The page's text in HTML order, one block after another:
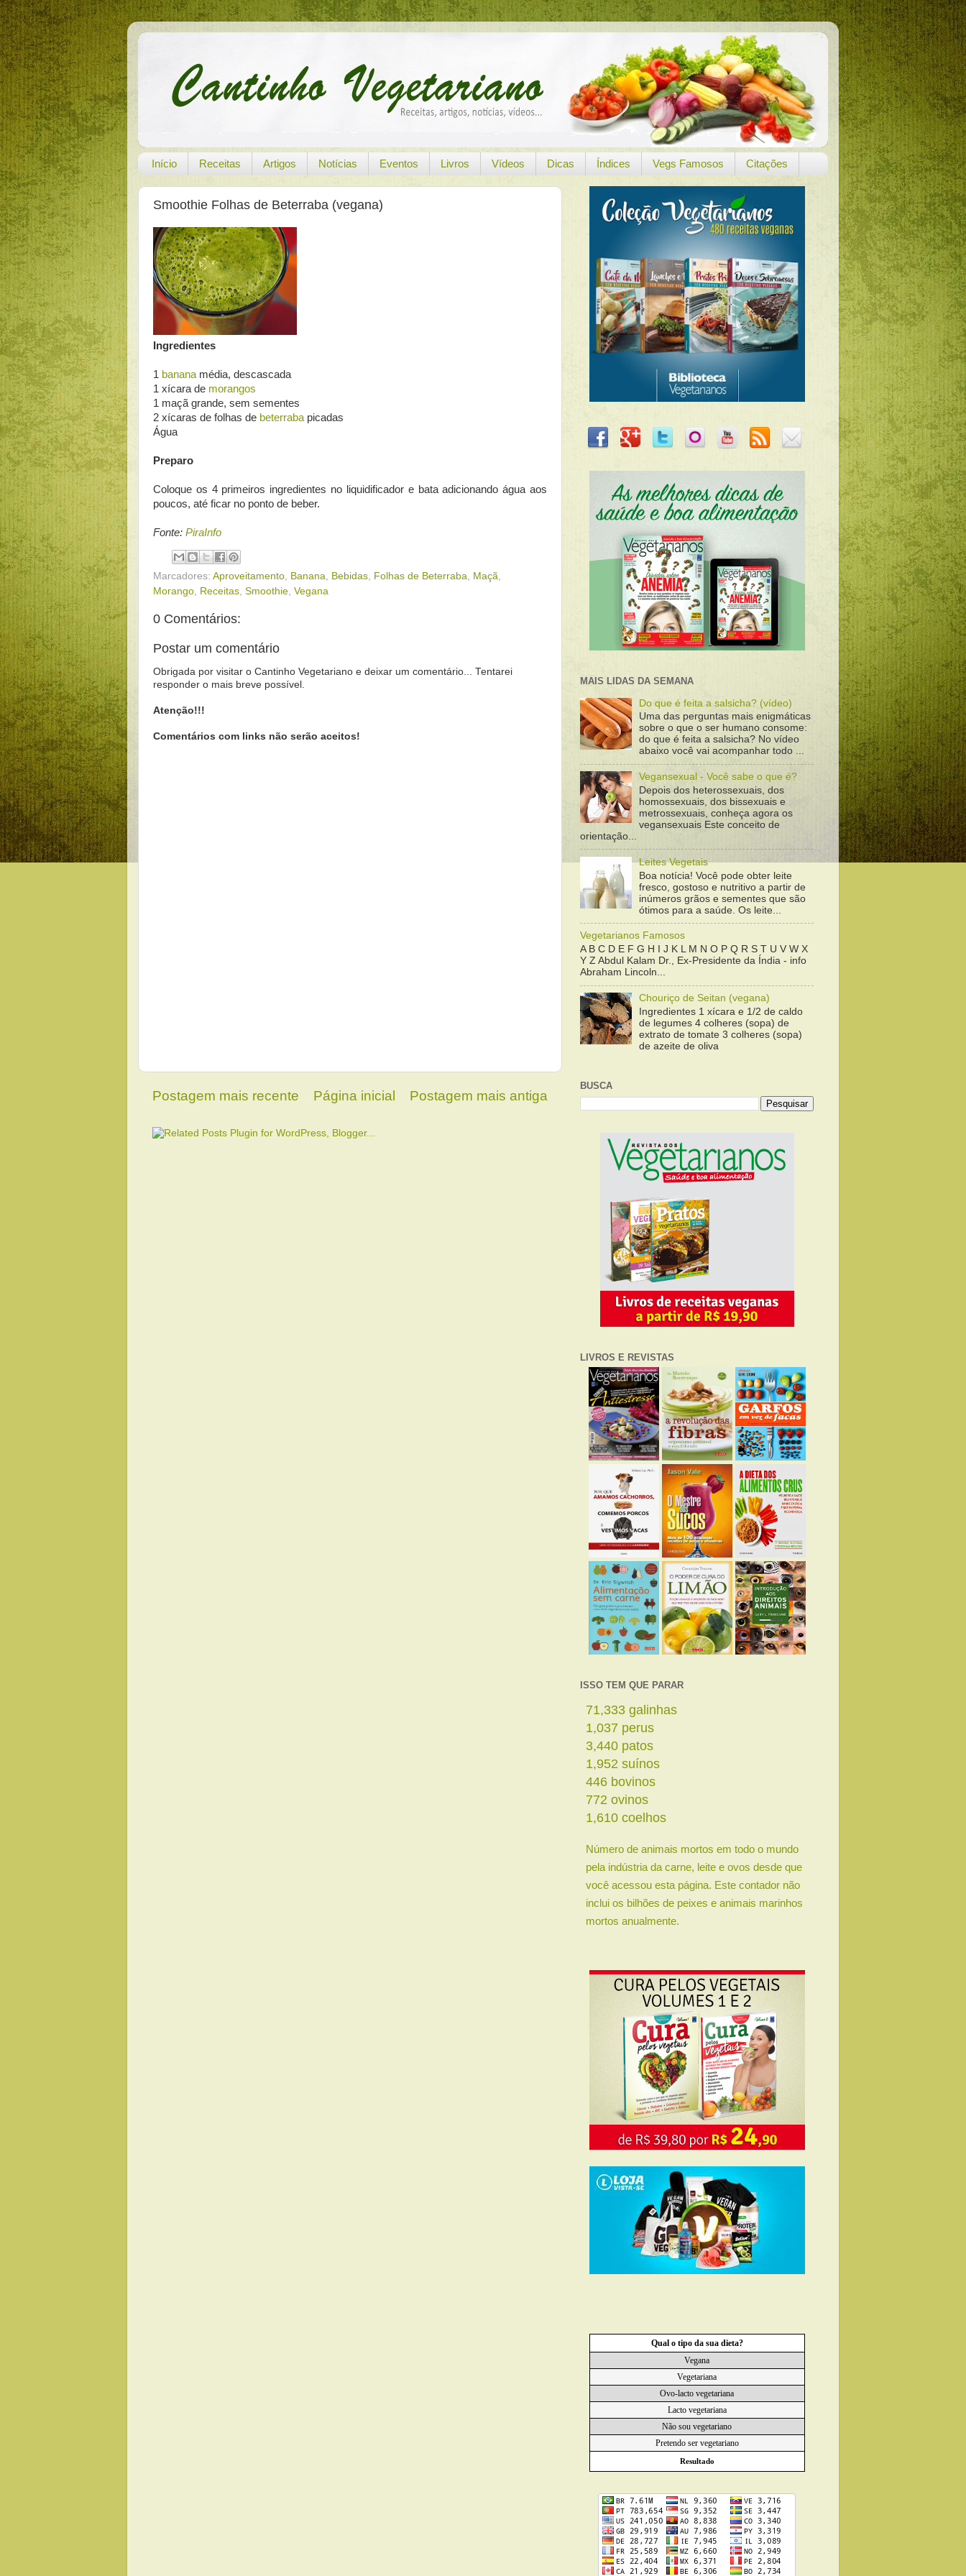
Início Receitas Artigos Notícias Eventos Livros Vídeos Dicas Índices Vegs Famosos Citações
Smoothie Folhas de Beterraba (vegana)
Ingredientes
1 banana média, descascada
1 xícara de morangos
1 maçã grande, sem sementes
2 xícaras de folhas de beterraba picadas
Água
Preparo
Coloque os 4 primeiros ingredientes no liquidificador e bata adicionando água aos
poucos, até ficar no ponto de beber.
Fonte: PiraInfo
Marcadores: Aproveitamento Banana Bebidas Folhas de Beterraba Maçã
Morango Receitas Smoothie Vegana
0 Comentários:
Postar um comentário
Obrigada por visitar o Cantinho Vegetariano e deixar um comentário... Tentarei
responder o mais breve possível.
Atenção!!!
Comentários com links não serão aceitos!
Postagem mais recente Postagem mais antiga
Página inicial
MAIS LIDAS DA SEMANA
Do que é feita a salsicha? (vídeo)
Uma das perguntas mais enigmáticas
sobre o que o ser humano consome:
do que é feita a salsicha? No vídeo
abaixo você vai acompanhar todo ...
Vegansexual - Você sabe o que é?
Depois dos heterossexuais, dos
homossexuais, dos bissexuais e
metrossexuais, conheça agora os
vegansexuais Este conceito de
orientação...
Leites Vegetais
Boa notícia! Você pode obter leite
fresco, gostoso e nutritivo a partir de
inúmeros grãos e sementes que são
ótimos para a saúde. Os leite...
Vegetarianos Famosos
A B C D E F G H I J K L M N O P Q R S T U V W X
Y Z Abdul Kalam Dr., Ex-Presidente da Índia - info
Abraham Lincoln...
Chouriço de Seitan (vegana)
Ingredientes 1 xícara e 1/2 de caldo
de legumes 4 colheres (sopa) de
extrato de tomate 3 colheres (sopa)
de azeite de oliva
BUSCA
LIVROS E REVISTAS
ISSO TEM QUE PARAR
73,181 galinhas
1,063 perus
3,529 patos
2,003 suínos
457 bovinos
792 ovinos
1,652 coelhos
Número de animais mortos em todo o mundo
pela indústria da carne, leite e ovos desde que
você acessou esta página. Este contador não
inclui os bilhões de peixes e animais marinhos
mortos anualmente.
Qual o tipo da sua dieta?
Vegana
Vegetariana
Ovo-lacto vegetariana
Lacto vegetariana
Não sou vegetariano
Pretendo ser vegetariano
Resultado